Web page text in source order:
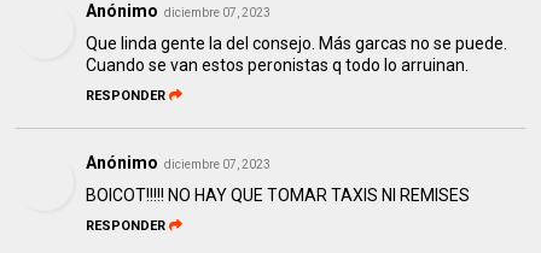
Anónimo diciembre 07, 2023
Que linda gente la del consejo. Más garcas no se puede.
Cuando se van estos peronistas q todo lo arruinan.
RESPONDER
Anónimo diciembre 07, 2023
BOICOT!!!!! NO HAY QUE TOMAR TAXIS NI REMISES
RESPONDER